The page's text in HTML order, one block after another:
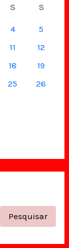
S S
4
5
11
12
18
19
25
26
Pesquisar